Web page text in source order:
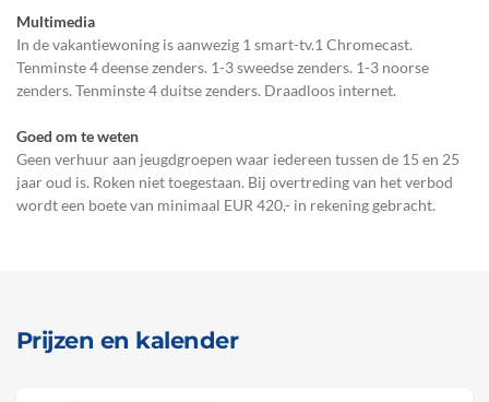
Multimedia
In de vakantiewoning is aanwezig 1 smart-tv.1 Chromecast.
Tenminste 4 deense zenders. 1-3 sweedse zenders. 1-3 noorse
zenders. Tenminste 4 duitse zenders. Draadloos internet.
Goed om te weten
Geen verhuur aan jeugdgroepen waar iedereen tussen de 15 en 25
jaar oud is. Roken niet toegestaan. Bij overtreding van het verbod
wordt een boete van minimaal EUR 420,- in rekening gebracht.
Prijzen en kalender